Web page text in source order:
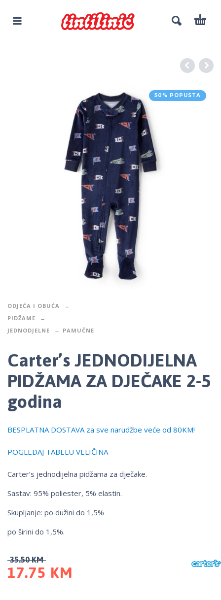
50% POPUSTA
ODJEĆA I OBUĆA
PIDŽAME
JEDNODJELNE
PAMUČNE
Carter’s JEDNODIJELNA
PIDŽAMA ZA DJEČAKE 2-5
godina
BESPLATNA DOSTAVA za sve narudžbe veće od 80KM!
POGLEDAJ TABELU VELIČINA
Carter’s jednodijelna pidžama za dječake.
Sastav: 95% poliester, 5% elastin.
Skupljanje: po dužini do 1,5%
po širini do 1,5%.
35.50KM
17.75 KM